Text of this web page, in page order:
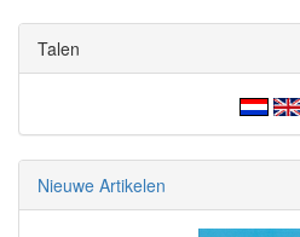
Talen
Nieuwe Artikelen